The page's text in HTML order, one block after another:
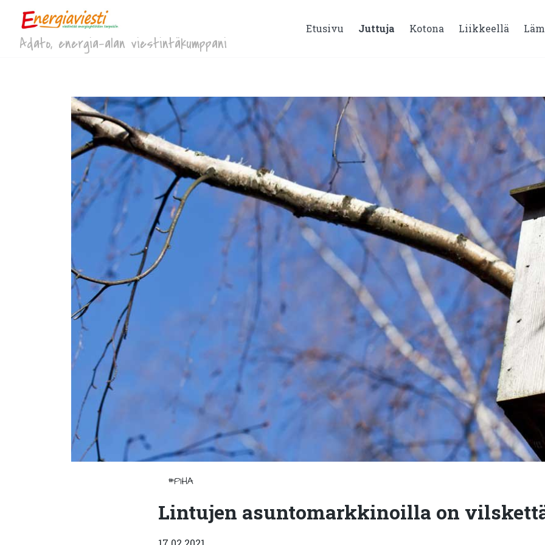
Adato, energia-alan viestintäkumppani
Etusivu Juttuja Kotona Liikkeellä
#PIHA
Lintujen asuntomarkkinoilla on